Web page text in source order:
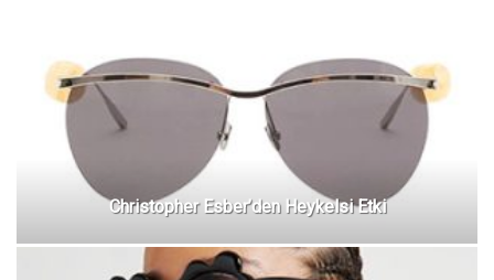
Christopher Esber’den Heykelsi Etki